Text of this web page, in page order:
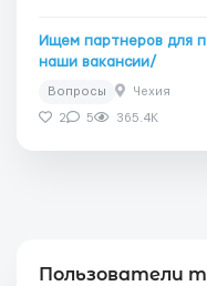
Ищем партнеров для
наши вакансии/
Вопросы Чехия
2 5 365.4K
Пользователи